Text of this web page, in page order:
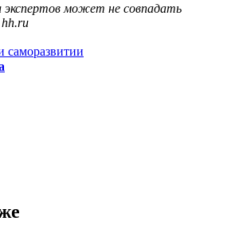
может не совпадать
hh.ru